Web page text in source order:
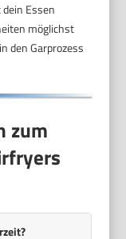
Essen
möglichst
den Garprozess
zum